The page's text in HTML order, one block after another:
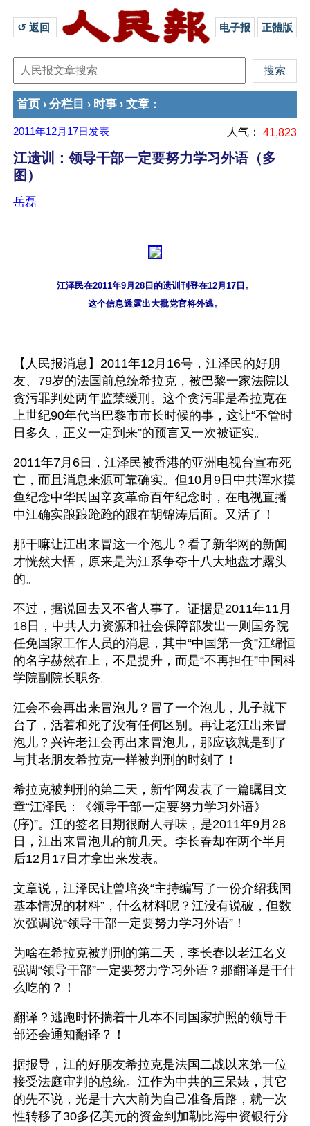
↺ 返回 电子报 正體版
首页 › 分栏目 › 时事 › 文章 ：
2011年12月17日 发表 人气： 41,823
江遗训：领导干部一定要努力学习外语（多
图）
岳磊
江泽民在2011年9月28日的遗训刊登在12月17日。
这个信息透露出大批党官将外逃。
【人民报消息】2011年12月16号，江泽民的好朋
友、79岁的法国前总统希拉克，被巴黎一家法院以
贪污罪判处两年监禁缓刑。这个贪污罪是希拉克在
上世纪90年代当巴黎市市长时候的事，这让“不管时
日多久，正义一定到来”的预言又一次被证实。
2011年7月6日，江泽民被香港的亚洲电视台宣布死
亡，而且消息来源可靠确实。但10月9日中共浑水摸
鱼纪念中华民国辛亥革命百年纪念时，在电视直播
中江确实踉踉跄跄的跟在胡锦涛后面。又活了！
那干嘛让江出来冒这一个泡儿？看了新华网的新闻
才恍然大悟，原来是为江系争夺十八大地盘才露头
的。
不过，据说回去又不省人事了。证据是2011年11月
18日，中共人力资源和社会保障部发出一则国务院
任免国家工作人员的消息，其中“中国第一贪”江绵恒
的名字赫然在上，不是提升，而是“不再担任”中国科
学院副院长职务。
江会不会再出来冒泡儿？冒了一个泡儿，儿子就下
台了，活着和死了没有任何区别。再让老江出来冒
泡儿？兴许老江会再出来冒泡儿，那应该就是到了
与其老朋友希拉克一样被判刑的时刻了！
希拉克被判刑的第二天，新华网发表了一篇瞩目文
章“江泽民：《领导干部一定要努力学习外语》
(序)”。江的签名日期很耐人寻味，是2011年9月28
日，江出来冒泡儿的前几天。李长春却在两个半月
后12月17日才拿出来发表。
文章说，江泽民让曾培炎“主持编写了一份介绍我国
基本情况的材料”，什么材料呢？江没有说破，但数
次强调说“领导干部一定要努力学习外语”！
为啥在希拉克被判刑的第二天，李长春以老江名义
强调“领导干部”一定要努力学习外语？那翻译是干什
么吃的？！
翻译？逃跑时怀揣着十几本不同国家护照的领导干
部还会通知翻译？！
据报导，江的好朋友希拉克是法国二战以来第一位
接受法庭审判的总统。江作为中共的三呆婊，其它
的先不说，光是十六大前为自己准备后路，就一次
性转移了30多亿美元的资金到加勒比海中资银行分